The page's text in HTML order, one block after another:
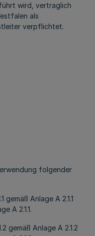
wird, vertraglich
als
verpflichtet.
folgender
gemäß Anlage A 2.1.1
A 2.1.1.
gemäß Anlage A 2.1.2